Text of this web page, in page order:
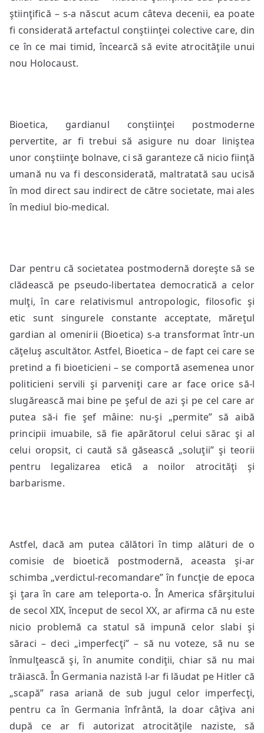
ştiinţifică – s-a născut acum câteva decenii, ea poate
fi considerată artefactul conştiinţei colective care, din
ce în ce mai timid, încearcă să evite atrocităţile unui
nou Holocaust.
Bioetica, gardianul conştiinţei postmoderne
pervertite, ar fi trebui să asigure nu doar liniştea
unor conştiinţe bolnave, ci să garanteze că nicio fiinţă
umană nu va fi desconsiderată, maltratată sau ucisă
în mod direct sau indirect de către societate, mai ales
în mediul bio-medical.
Dar pentru că societatea postmodernă doreşte să se
clădească pe pseudo-libertatea democratică a celor
mulţi, în care relativismul antropologic, filosofic şi
etic sunt singurele constante acceptate, măreţul
gardian al omenirii (Bioetica) s-a transformat într-un
căţeluş ascultător. Astfel, Bioetica – de fapt cei care se
pretind a fi bioeticieni – se comportă asemenea unor
politicieni servili şi parveniţi care ar face orice să-l
slugărească mai bine pe şeful de azi şi pe cel care ar
putea să-i fie şef mâine: nu-şi „permite” să aibă
principii imuabile, să fie apărătorul celui sărac şi al
celui oropsit, ci caută să găsească „soluţii” şi teorii
pentru legalizarea etică a noilor atrocităţi şi
barbarisme.
Astfel, dacă am putea călători în timp alături de o
comisie de bioetică postmodernă, aceasta şi-ar
schimba „verdictul-recomandare” în funcţie de epoca
şi ţara în care am teleporta-o. În America sfârşitului
de secol XIX, început de secol XX, ar afirma că nu este
nicio problemă ca statul să impună celor slabi şi
săraci – deci „imperfecţi” – să nu voteze, să nu se
înmulţească şi, în anumite condiţii, chiar să nu mai
trăiască. În Germania nazistă l-ar fi lăudat pe Hitler că
„scapă” rasa ariană de sub jugul celor imperfecţi,
pentru ca în Germania înfrântă, la doar câţiva ani
după ce ar fi autorizat atrocităţile naziste, să